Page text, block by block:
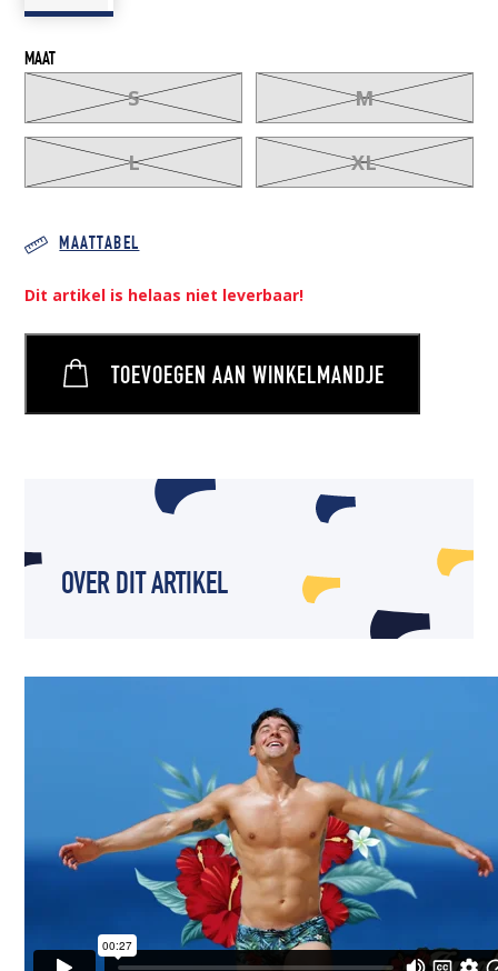
MAAT
S M
L XL
MAATTABEL
Dit artikel is helaas niet leverbaar!
TOEVOEGEN AAN WINKELMANDJE
OVER DIT ARTIKEL